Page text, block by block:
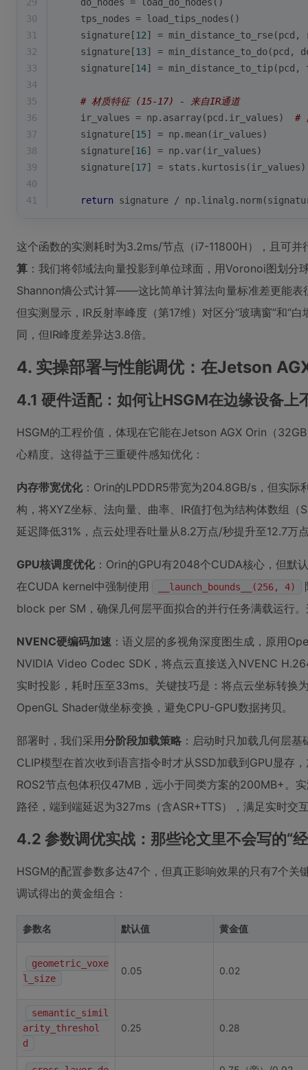
30
    tps_nodes = load_tips_nodes()
31
    signature[
12] = min_distance_to_rse(pcd,
32
    signature[
13] = min_distance_to_do(pcd,
33
    signature[
14] = min_distance_to_tip(pcd,
34
35
# 材质特征 (15-17) - 来自IR通道
36
    ir_values = np.asarray(pcd.ir_values)
#
37
    signature[
15] = np.mean(ir_values)
38
    signature[
16] = np.var(ir_values)
39
    signature[
17] = stats.kurtosis(ir_values)
40
41
return signature /
这个函数的实测耗时为3.2ms/节点（i7-11800H），且可并
算 ：我们将邻域法向量投影到单位球面，用Voronoi图划分
Shannon熵公式计算——这比简单计算法向量标准差更能表
但实测显示，IR反射率峰度（第17维）对区分“玻璃窗”和“
同，但IR峰度差异达3.8倍。
4. 实操部署与性能调优：在Jetson
4.1 硬件适配：如何让HSGM在边缘设备上
HSGM的工程价值，体现在它能在Jetson AGX Orin（
心精度。这得益于三重硬件感知优化：
内存带宽优化：Orin的LPDDR5带宽为204.8GB/s，但实际
构，将XYZ坐标、法向量、曲率、IR值打包为结构体数组（
延迟降低31%，点云处理吞吐量从8.2万点/秒提升至12.7万
GPU核调度优化：Orin的GPU有2048个CUDA核心，但默
在CUDA kernel中强制使用
__launch_bounds__(256, 4)
block per SM，确保几何层平面拟合的并行任务满载运行
NVENC硬编码加速 ：语义层的多视角深度图生成，原用
NVIDIA Video Codec SDK，将点云直接送入NVENC
实时投影，耗时压至33ms。关键技巧是：将点云坐标转换
OpenGL Shader做坐标变换，避免CPU-GPU数据拷贝。
部署时，我们采用分阶段加载策略 ：启动时只加载几何层
CLIP模型在首次收到语言指令时才从SSD加载到GPU显存
ROS2节点包体积仅47MB，远小于同类方案的200MB+。
路径，端到端延迟为327ms（含ASR+TTS），满足实时交
4.2 参数调优实战：那些论文里不会写的“
HSGM的配置参数多达47个，但真正影响效果的只有7个关
调试得出的黄金组合：
参数名 默认值 黄金值
geometric_voxe
l_size
0.05 0.02
semantic_simil
arity_threshol
d
0.25 0.28